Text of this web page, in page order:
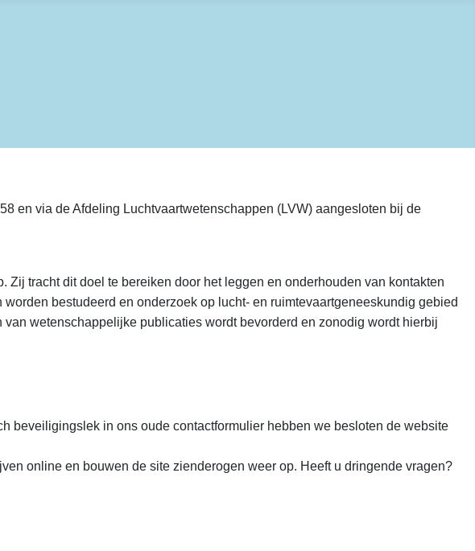
en via de Afdeling Luchtvaartwetenschappen (LVW) aangesloten bij de
tracht dit doel te bereiken door het leggen en onderhouden van kontakten
bestudeerd en onderzoek op lucht- en ruimtevaartgeneeskundig gebied
wetenschappelijke publicaties wordt bevorderd en zonodig wordt hierbij
beveiligingslek in ons oude contactformulier hebben we besloten de website
online en bouwen de site zienderogen weer op. Heeft u dringende vragen?